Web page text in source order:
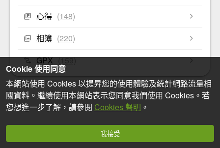
心得 (148)
相簿 (220)
GPX (159)
Cookie 使用同意
本網站使用 Cookies 以提昇您的使用體驗及統計網路流量相
關資料。繼續使用本網站表示您同意我們使用 Cookies。若
您想進一步了解，請參閱 Cookies 聲明 。
我接受